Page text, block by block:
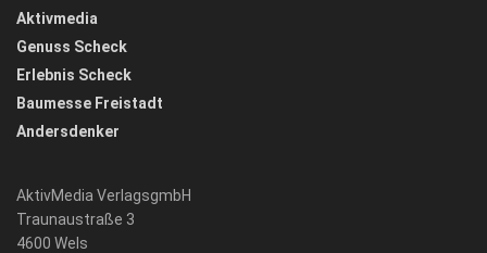
Aktivmedia
Genuss Scheck
Erlebnis Scheck
Baumesse Freistadt
Andersdenker
AktivMedia VerlagsgmbH
Traunaustraße 3
4600 Wels